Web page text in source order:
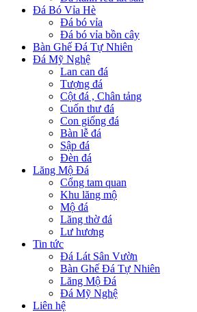
Đá Bó Vỉa Hè
Đá bó vỉa
Đá bó vỉa bồn cây
Bàn Ghế Đá Tự Nhiên
Đá Mỹ Nghệ
Lan can đá
Tượng đá
Cột đá , Chân tảng
Cuốn thư đá
Con giống đá
Bàn lễ đá
Sập đá
Đèn đá
Lăng Mộ Đá
Cổng tam quan
Khu lăng mộ
Mộ đá
Lăng thờ đá
Lư hương
Tin tức
Đá Lát Sân Vườn
Bàn Ghế Đá Tự Nhiên
Lăng Mộ Đá
Đá Mỹ Nghệ
Liên hệ